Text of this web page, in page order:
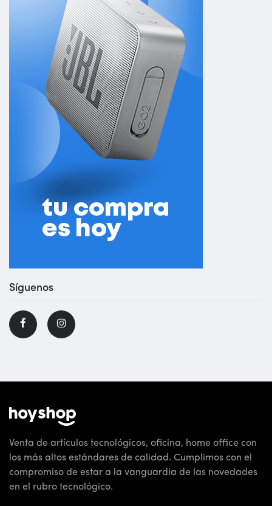
Síguenos
Venta de artículos tecnológicos, oficina, home office con
los más altos estándares de calidad. Cumplimos con el
compromiso de estar a la vanguardia de las novedades
en el rubro tecnológico.